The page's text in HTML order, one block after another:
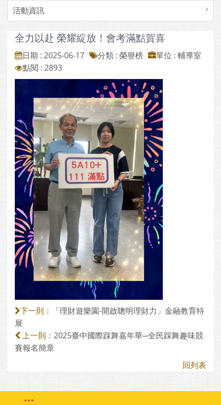
活動資訊
全力以赴 榮耀綻放！會考滿點賀喜
日期 : 2025-06-17 分類 : 榮譽榜
單位 : 輔導室
點閱 : 2893
下一則：
「理財遊樂園-開啟聰明理財力」金融教育特
展
上一則： 2025臺中國際踩舞嘉年華─全民踩舞趣味競
賽報名簡章
回列表